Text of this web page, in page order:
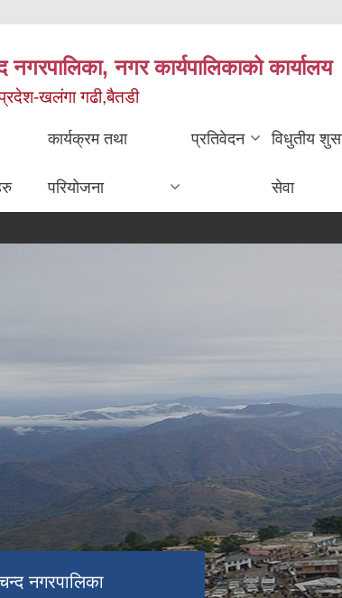
नगर कार्यपालिकाको कार्यालय
खलंगा गढी,बैतडी
कार्यक्रम तथा
परियोजना
प्रतिवेदन विधुतीय
सेवा
नगरपालिका
Temple
Temple